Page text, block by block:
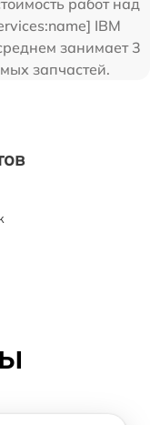
работ над
IBM
занимает 3
запчастей.